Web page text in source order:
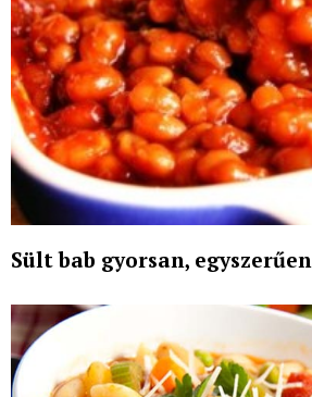
Sült bab gyorsan, egyszerűen